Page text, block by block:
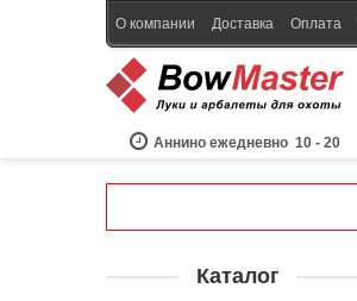
О компании Доставка Оплата
Аннино ежедневно 10 - 20
Каталог